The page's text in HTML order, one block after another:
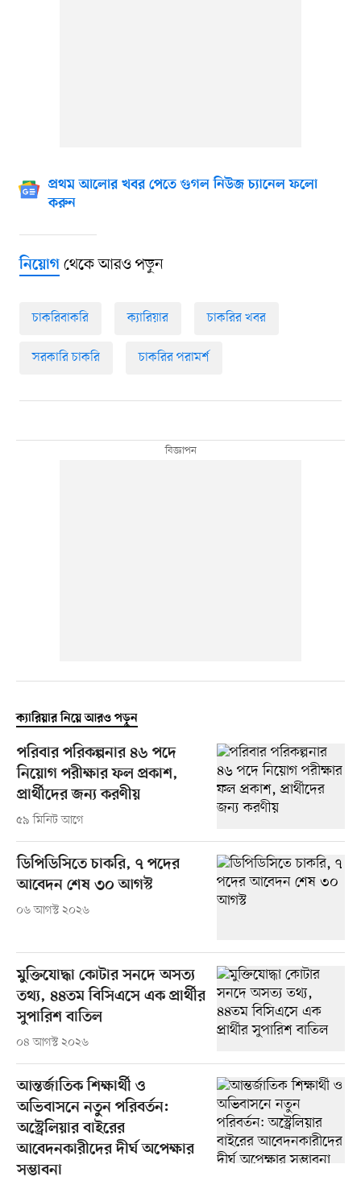
প্রথম আলোর খবর পেতে গুগল নিউজ চ্যানেল ফলো
করুন
নিয়োগথেকে আরও পড়ুন
চাকরিবাকরি ক্যারিয়ার চাকরির খবর
সরকারি চাকরি চাকরির পরামর্শ
ক্যারিয়ার নিয়ে আরও পড়ুন
পরিবার পরিকল্পনার ৪৬ পদে
নিয়োগ পরীক্ষার ফল প্রকাশ,
প্রার্থীদের জন্য করণীয়
৫৯ মিনিট আগে
ডিপিডিসিতে চাকরি, ৭ পদের
আবেদন শেষ ৩০ আগস্ট
০৬ আগস্ট ২০২৬
মুক্তিযোদ্ধা কোটার সনদে অসত্য
তথ্য, ৪৪তম বিসিএসে এক প্রার্থীর
সুপারিশ বাতিল
০৪ আগস্ট ২০২৬
আন্তর্জাতিক শিক্ষার্থী ও
অভিবাসনে নতুন পরিবর্তন:
অস্ট্রেলিয়ার বাইরের
আবেদনকারীদের দীর্ঘ অপেক্ষার
সম্ভাবনা